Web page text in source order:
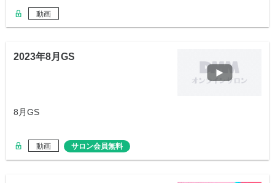
動画
2023年8月GS
8月GS
動画 サロン会員無料